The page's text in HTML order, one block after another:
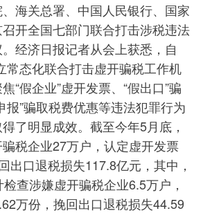
海关总署、中国人民银行、国家
开全国七部门联合打击涉税违法
经济日报记者从会上获悉，自
常态化联合打击虚开骗税工作机
“假企业”虚开发票、“假出口”骗
报”骗取税费优惠等违法犯罪行为
了明显成效。截至今年5月底，
税企业27万户，认定虚开发票
出口退税损失117.8亿元，其中，
查涉嫌虚开骗税企业6.5万户，
万份，挽回出口退税损失44.59